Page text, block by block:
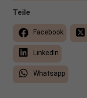
Teile
Facebook
LinkedIn
Whatsapp